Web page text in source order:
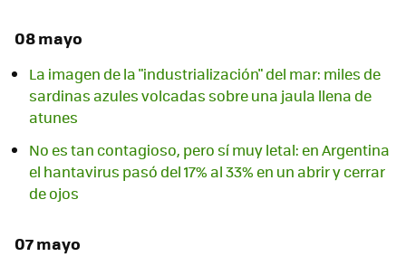
08 mayo
La imagen de la "industrialización" del mar: miles de
sardinas azules volcadas sobre una jaula llena de
atunes
No es tan contagioso, pero sí muy letal: en Argentina
el hantavirus pasó del 17% al 33% en un abrir y cerrar
de ojos
07 mayo